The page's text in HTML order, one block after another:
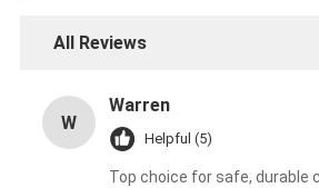
All Reviews
W
Warren
Helpful (5)
Top choice for safe, durable